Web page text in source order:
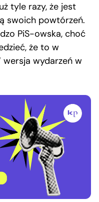
tyle razy, że jest
swoich powtórzeń.
PiS-owska, choć
że to w
wersja wydarzeń w